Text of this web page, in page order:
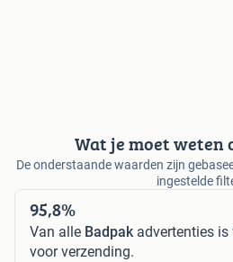
Wat je moet weten
De onderstaande waarden zijn
ingestelde
95,8%
Van alle Badpakadvertenties is
voor verzending.